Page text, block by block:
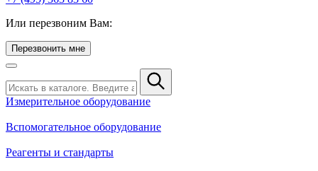
Или перезвоним Вам:
Перезвонить мне
Измерительное оборудование
Вспомогательное оборудование
Реагенты и стандарты